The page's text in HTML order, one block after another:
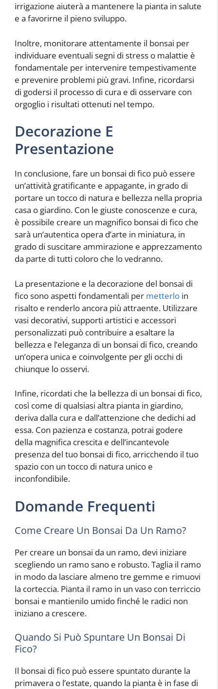
irrigazione aiuterà a mantenere la pianta in salute
e a favorirne il pieno sviluppo.
Inoltre, monitorare attentamente il bonsai per
individuare eventuali segni di stress o malattie è
fondamentale per intervenire tempestivamente
e prevenire problemi più gravi. Infine, ricordarsi
di godersi il processo di cura e di osservare con
orgoglio i risultati ottenuti nel tempo.
Decorazione E
Presentazione
In conclusione, fare un bonsai di fico può essere
un’attività gratificante e appagante, in grado di
portare un tocco di natura e bellezza nella propria
casa o giardino. Con le giuste conoscenze e cura,
è possibile creare un magnifico bonsai di fico che
sarà un’autentica opera d’arte in miniatura, in
grado di suscitare ammirazione e apprezzamento
da parte di tutti coloro che lo vedranno.
La presentazione e la decorazione del bonsai di
fico sono aspetti fondamentali per metterlo in
risalto e renderlo ancora più attraente. Utilizzare
vasi decorativi, supporti artistici e accessori
personalizzati può contribuire a esaltare la
bellezza e l’eleganza di un bonsai di fico, creando
un’opera unica e coinvolgente per gli occhi di
chiunque lo osservi.
Infine, ricordati che la bellezza di un bonsai di fico,
così come di qualsiasi altra pianta in giardino,
deriva dalla cura e dall’attenzione che dedichi ad
essa. Con pazienza e costanza, potrai godere
della magnifica crescita e dell’incantevole
presenza del tuo bonsai di fico, arricchendo il tuo
spazio con un tocco di natura unico e
inconfondibile.
Domande Frequenti
Come Creare Un Bonsai Da Un Ramo?
Per creare un bonsai da un ramo, devi iniziare
scegliendo un ramo sano e robusto. Taglia il ramo
in modo da lasciare almeno tre gemme e rimuovi
la corteccia. Pianta il ramo in un vaso con terriccio
bonsai e mantienilo umido finché le radici non
iniziano a crescere.
Quando Si Può Spuntare Un Bonsai Di
Fico?
Il bonsai di fico può essere spuntato durante la
primavera o l’estate, quando la pianta è in fase di